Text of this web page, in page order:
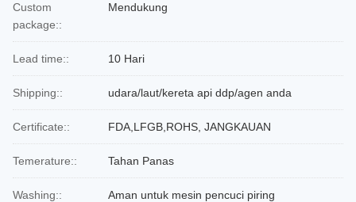
Custom
package::
Mendukung
Lead time:: 10 Hari
Shipping:: udara/laut/kereta api ddp/agen anda
Certificate:: FDA,LFGB,ROHS, JANGKAUAN
Temerature:: Tahan Panas
Washing:: Aman untuk mesin pencuci piring